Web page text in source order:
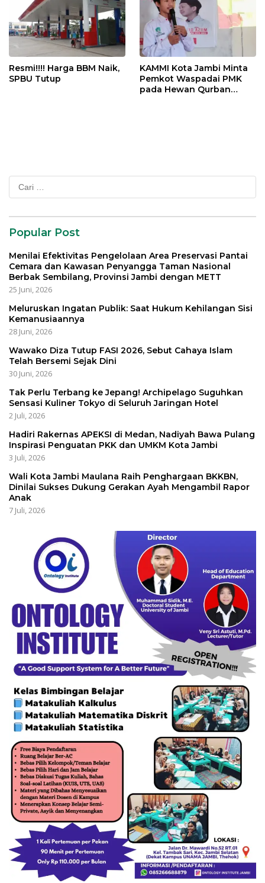
Resmi!!!! Harga BBM Naik,
SPBU Tutup
KAMMI Kota Jambi Minta
Pemkot Waspadai PMK
pada Hewan Qurban
Cari
untuk:
Popular Post
Menilai Efektivitas Pengelolaan Area Preservasi Pantai
Cemara dan Kawasan Penyangga Taman Nasional
Berbak Sembilang, Provinsi Jambi dengan METT
25 Juni, 2026
Meluruskan Ingatan Publik: Saat Hukum Kehilangan Sisi
Kemanusiaannya
28 Juni, 2026
Wawako Diza Tutup FASI 2026, Sebut Cahaya Islam
Telah Bersemi Sejak Dini
30 Juni, 2026
Tak Perlu Terbang ke Jepang! Archipelago Suguhkan
Sensasi Kuliner Tokyo di Seluruh Jaringan Hotel
2 Juli, 2026
Hadiri Rakernas APEKSI di Medan, Nadiyah Bawa Pulang
Inspirasi Penguatan PKK dan UMKM Kota Jambi
3 Juli, 2026
Wali Kota Jambi Maulana Raih Penghargaan BKKBN,
Dinilai Sukses Dukung Gerakan Ayah Mengambil Rapor
Anak
7 Juli, 2026